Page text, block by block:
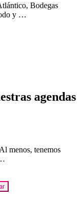
Bodegas
y …
agendas
menos, tenemos